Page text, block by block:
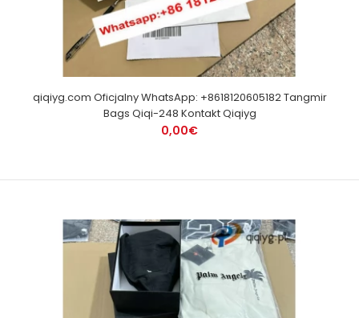
qiqiyg.com Oficjalny WhatsApp: +8618120605182 Tangmir
Bags Qiqi-248 Kontakt Qiqiyg
0,00€